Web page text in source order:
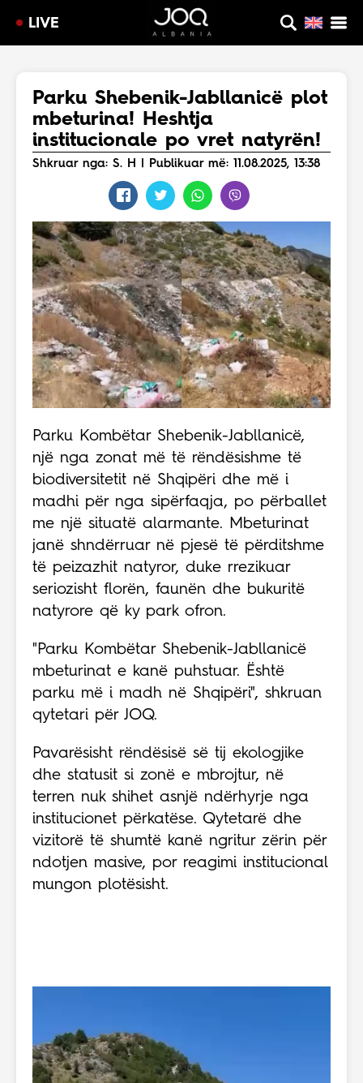
LIVE
Parku Shebenik-Jabllanicë plot
mbeturina! Heshtja
institucionale po vret natyrën!
Shkruar nga: S. H | Publikuar më: 11.08.2025, 13:38
Parku Kombëtar Shebenik-Jabllanicë,
një nga zonat më të rëndësishme të
biodiversitetit në Shqipëri dhe më i
madhi për nga sipërfaqja, po përballet
me një situatë alarmante. Mbeturinat
janë shndërruar në pjesë të përditshme
të peizazhit natyror, duke rrezikuar
seriozisht florën, faunën dhe bukuritë
natyrore që ky park ofron.
"Parku Kombëtar Shebenik-Jabllanicë
mbeturinat e kanë puhstuar. Është
parku më i madh në Shqipëri", shkruan
qytetari për JOQ.
Pavarësisht rëndësisë së tij ekologjike
dhe statusit si zonë e mbrojtur, në
terren nuk shihet asnjë ndërhyrje nga
institucionet përkatëse. Qytetarë dhe
vizitorë të shumtë kanë ngritur zërin për
ndotjen masive, por reagimi institucional
mungon plotësisht.